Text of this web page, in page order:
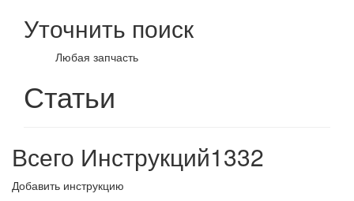
Уточнить поиск
Любая запчасть
Статьи
Всего Инструкций1332
Добавить инструкцию